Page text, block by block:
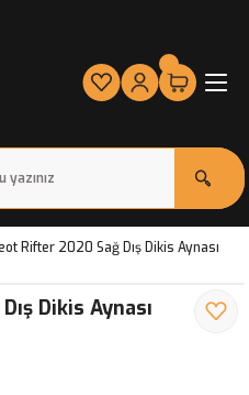
Rifter 2020 Sağ Dış Dikis Aynası
Dikis Aynası